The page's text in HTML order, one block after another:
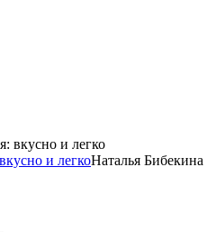
и легкоНаталья Бибекина